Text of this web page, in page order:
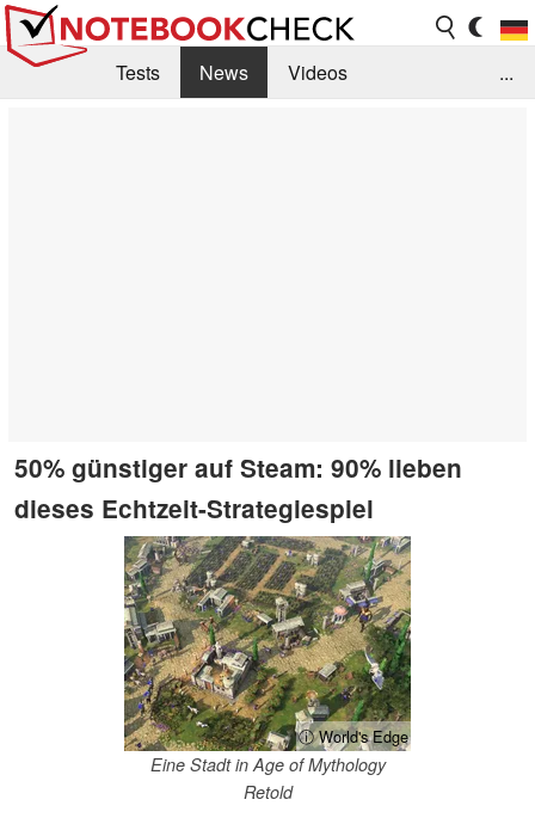
Tests News
Videos
...
50% günstiger auf Steam: 90% lieben
dieses Echtzeit-Strategiespiel
ⓘ World's Edge
Eine Stadt in Age of Mythology
Retold